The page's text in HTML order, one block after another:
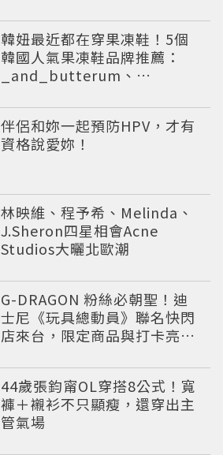
韓妞最近都在穿果凍鞋！5個
韓國人氣果凍鞋品牌推薦：
_and_butterum、
備
伴侶和妳一起預防HPV，才有
資格說愛妳！
林映維、程予希、Melinda、
J.Sheron四星相會Acne
Studios大曬北歐潮
G-DRAGON 粉絲必朝聖！迪
士尼《玩具總動員》聯名快閃
店來台，限定商品與打卡亮點
44歲張鈞甯OL穿搭8公式！寬
褲＋襯衫不只顯瘦，還穿出主
管氣場